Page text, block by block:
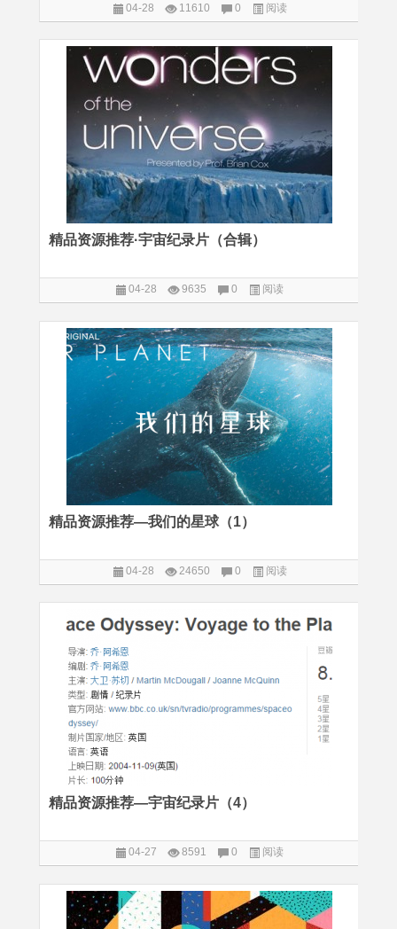
04-28 11610 0 阅读
精品资源推荐·宇宙纪录片（合辑）
04-28 9635 0 阅读
精品资源推荐—我们的星球（1）
04-28 24650 0 阅读
精品资源推荐—宇宙纪录片（4）
04-27 8591 0 阅读